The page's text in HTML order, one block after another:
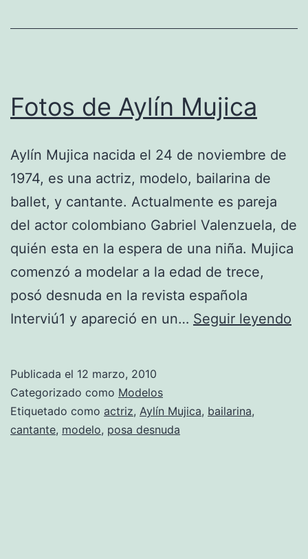
Fotos de Aylín Mujica
Aylín Mujica nacida el 24 de noviembre de
1974, es una actriz, modelo, bailarina de
ballet, y cantante. Actualmente es pareja
del actor colombiano Gabriel Valenzuela, de
quién esta en la espera de una niña. Mujica
comenzó a modelar a la edad de trece,
posó desnuda en la revista española
Interviú1 y apareció en un… Seguir leyendo
Publicada el 12 marzo, 2010
Categorizado como Modelos
Etiquetado como actriz, Aylín Mujica, bailarina,
cantante, modelo, posa desnuda